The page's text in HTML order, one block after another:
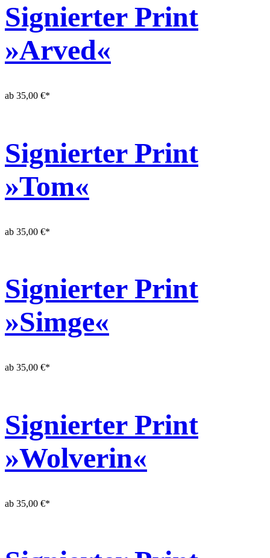
Signierter Print
»Arved«
ab 35,00 €*
Signierter Print
»Tom«
ab 35,00 €*
Signierter Print
»Simge«
ab 35,00 €*
Signierter Print
»Wolverin«
ab 35,00 €*